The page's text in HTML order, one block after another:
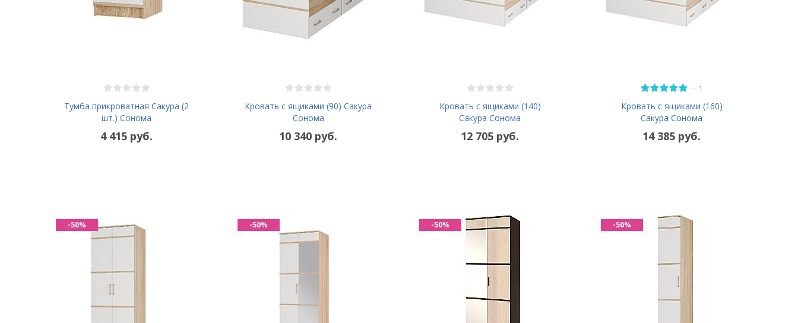
Тумба прикроватная Сакура (2
шт.) Сонома
4 415 руб.
Кровать с ящиками (90) Сакура
Сонома
10 340 руб.
Кровать с ящиками (140)
Сакура Сонома
12 705 руб.
— 1
Кровать с ящиками (160)
Сакура Сонома
14 385 руб.
-50% -50% -50% -50%